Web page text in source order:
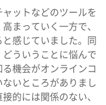
ットなどのツールを
まっていく一方で、
感じていました。同
ういうことに悩んで
機会がオンラインコ
いところがありまし
的には関係のない、